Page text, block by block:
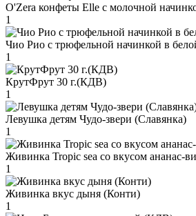
O'Zera конфеты Elle с молочной
1
Чио Рио с трюфельной начинкой в
1
КрутФрут 30 г.(КДВ)
1
Левушка детям Чудо-звери (Славянка)
1
Живинка Tropic sea со вкусом ананас-
1
Живинка вкус дыня (Конти)
1